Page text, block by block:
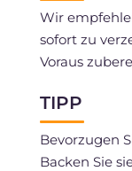
Wir
sofort zu
Voraus
empfohlen.
TIPP
Bevorzugen
Backen Sie